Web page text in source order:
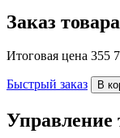
Заказ товара
Итоговая цена 355
Быстрый заказ В
Управление